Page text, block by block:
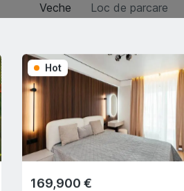
Veche
Loc de parcare
Caracteristici
Descriere
Hot
169,900 €